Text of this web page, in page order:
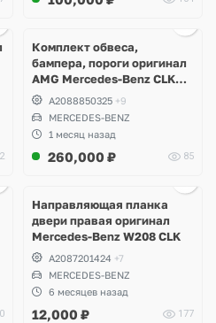
Комплект обвеса,
бампера, пороги оригинал
AMG Mercedes-Benz CLK
W208A2088850325 +9
MERCEDES-BENZ
1 месяц назад
260,000 ₽ 85
Направляющая планка
двери правая оригинал
Mercedes-Benz W208 CLK
A2087201424 +7
MERCEDES-BENZ
6 месяцев назад
12,000 ₽ 177